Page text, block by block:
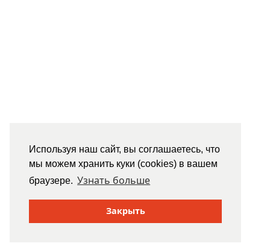
Используя наш сайт, вы соглашаетесь, что
мы можем хранить куки (cookies) в вашем
браузере. Узнать больше
Закрыть